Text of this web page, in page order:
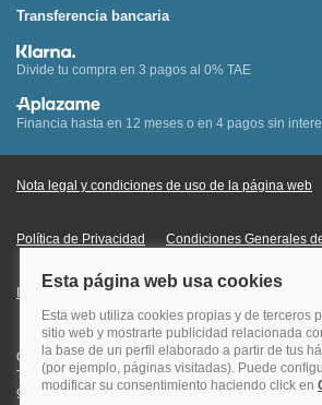
Transferencia bancaria
Divide tu compra en 3 pagos al 0% TAE
Financia hasta en 12 meses o en 4 pagos sin
Nota legal y condiciones de uso de la página web
Política de Privacidad Condiciones Generales
Información Legal sobre Mercados en Línea
Quehoteles.com - Especialistas en hoteles ©
Todos los derechos reservados. Autorización nº I-
915759999